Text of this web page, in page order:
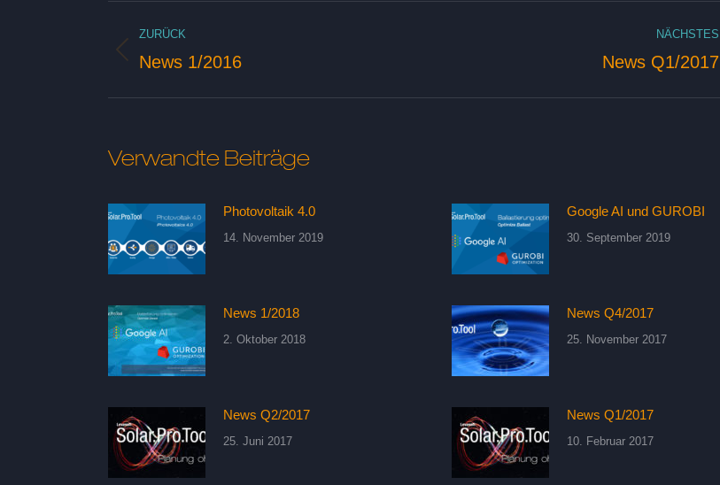
Kommentarnavigation
ZURÜCK
Vorheriger
News 1/2016
NÄCHSTES
News Q1/2017
Verwandte Beiträge
Photovoltaik 4.0
14. November 2019
Google AI und GUROBI
30. September 2019
News 1/2018
2. Oktober 2018
News Q4/2017
25. November 2017
News Q2/2017
25. Juni 2017
News Q1/2017
10. Februar 2017